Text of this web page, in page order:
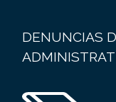
DENUNCIAS